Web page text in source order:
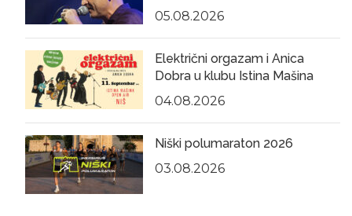
05.08.2026
Električni orgazam i Anica
Dobra u klubu Istina Mašina
04.08.2026
Niški polumaraton 2026
03.08.2026